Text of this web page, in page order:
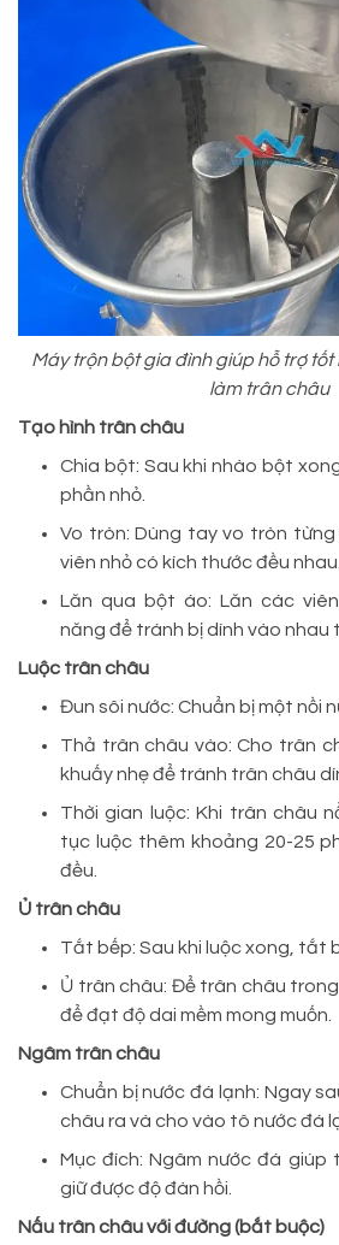
Máy trộn bột gia đình giúp hỗ trợ
làm trân châu
Tạo hình trân châu
Chia bột: Sau khi nhào bột
phần nhỏ.
Vo tròn: Dùng tay vo tròn
viên nhỏ có kích thước đều nhau.
Lăn qua bột áo: Lăn các
năng để tránh bị dính vào nhau
Luộc trân châu
Đun sôi nước: Chuẩn bị một nồi
Thả trân châu vào: Cho trân
khuấy nhẹ để tránh trân châu
Thời gian luộc: Khi trân châu
tục luộc thêm khoảng 20-25
đều.
Ủ trân châu
Tắt bếp: Sau khi luộc xong, tắt
Ủ trân châu: Để trân châu
để đạt độ dai mềm mong muốn.
Ngâm trân châu
Chuẩn bị nước đá lạnh: Ngay
châu ra và cho vào tô nước đá
Mục đích: Ngâm nước đá giúp
giữ được độ đàn hồi.
Nấu trân châu với đường (bắt buộc)